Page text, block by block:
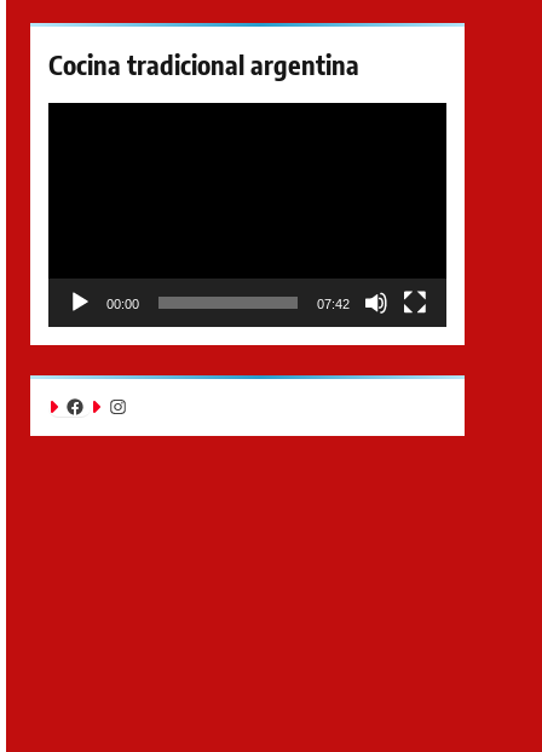
Cocina tradicional argentina
00:00 07:42
FacebookInstagram